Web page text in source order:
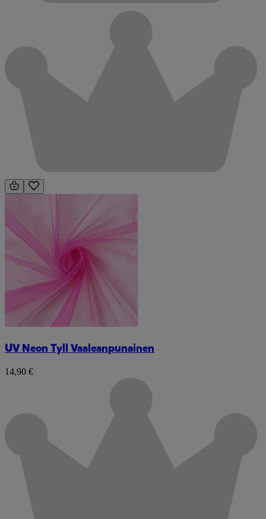
UV Neon Tyll Vaaleanpunainen
14,90 €